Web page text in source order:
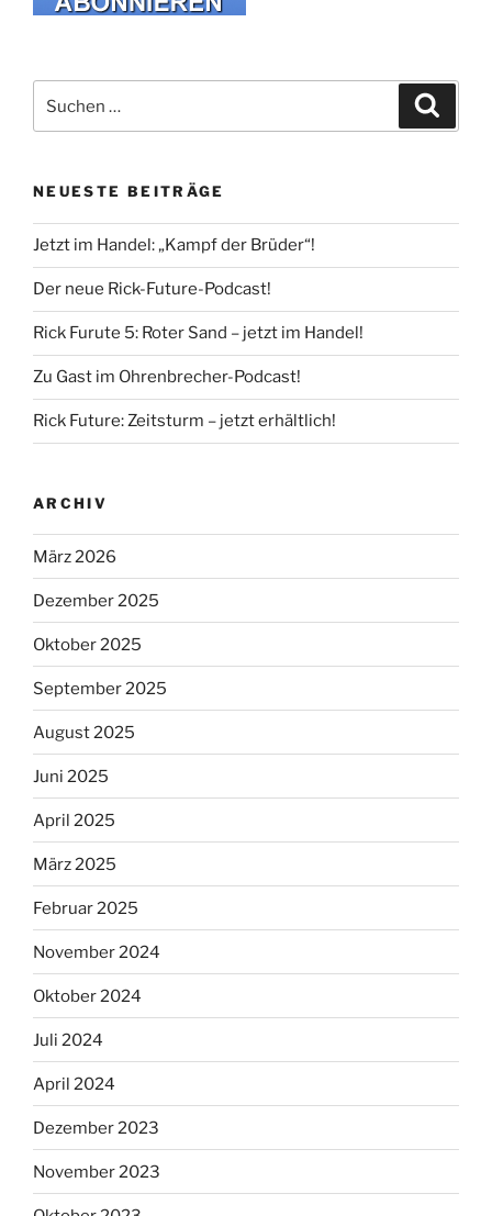
nach:
NEUESTE BEITRÄGE
Jetzt im Handel: „Kampf der Brüder“!
Der neue Rick-Future-Podcast!
Rick Furute 5: Roter Sand – jetzt im Handel!
Zu Gast im Ohrenbrecher-Podcast!
Rick Future: Zeitsturm – jetzt erhältlich!
ARCHIV
März 2026
Dezember 2025
Oktober 2025
September 2025
August 2025
Juni 2025
April 2025
März 2025
Februar 2025
November 2024
Oktober 2024
Juli 2024
April 2024
Dezember 2023
November 2023